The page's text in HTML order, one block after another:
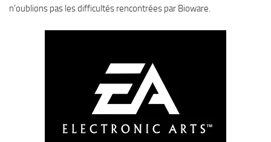
n’oublions pas les difficultés rencontrées par Bioware.